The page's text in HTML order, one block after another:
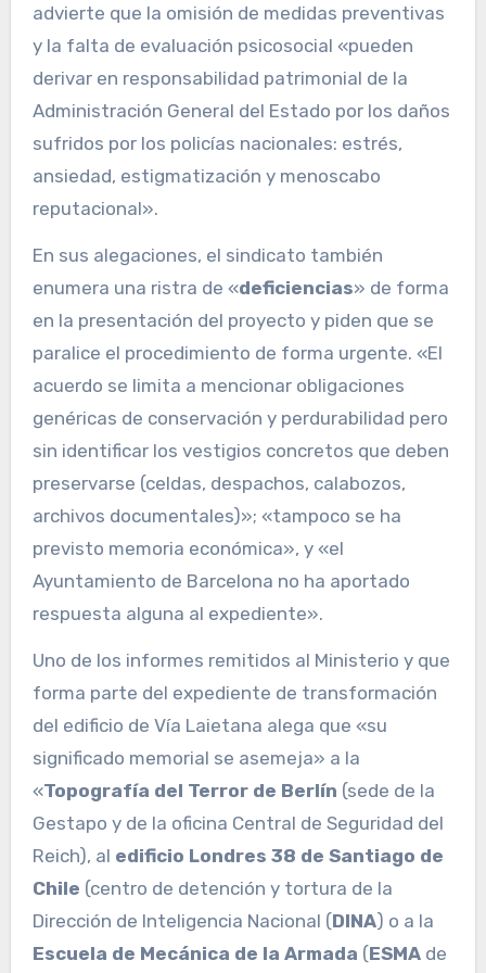
advierte que la omisión de medidas preventivas
y la falta de evaluación psicosocial «pueden
derivar en responsabilidad patrimonial de la
Administración General del Estado por los daños
sufridos por los policías nacionales: estrés,
ansiedad, estigmatización y menoscabo
reputacional».
En sus alegaciones, el sindicato también
enumera una ristra de «deficiencias» de forma
en la presentación del proyecto y piden que se
paralice el procedimiento de forma urgente. «El
acuerdo se limita a mencionar obligaciones
genéricas de conservación y perdurabilidad pero
sin identificar los vestigios concretos que deben
preservarse (celdas, despachos, calabozos,
archivos documentales)»; «tampoco se ha
previsto memoria económica», y «el
Ayuntamiento de Barcelona no ha aportado
respuesta alguna al expediente».
Uno de los informes remitidos al Ministerio y que
forma parte del expediente de transformación
del edificio de Vía Laietana alega que «su
significado memorial se asemeja» a la
«Topografía del Terror de Berlín (sede de la
Gestapo y de la oficina Central de Seguridad del
Reich), al edificio Londres 38 de Santiago de
Chile (centro de detención y tortura de la
Dirección de Inteligencia Nacional (DINA) o a la
Escuela de Mecánica de la Armada (ESMAde